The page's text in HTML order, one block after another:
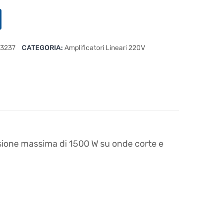
CATEGORIA: Amplificatori Lineari 220V
massima di 1500 W su onde corte e